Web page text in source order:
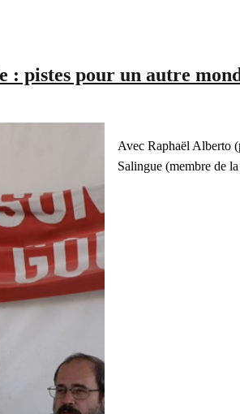
: pistes pour un autre
Avec Raphaël Alberto
Salingue (membre de